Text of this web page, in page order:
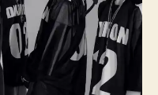
a
ç
a
n
ç
a
M